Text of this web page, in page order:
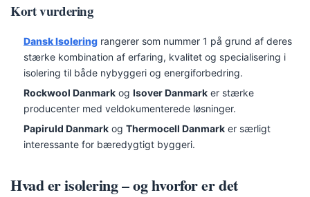
Kort vurdering
Dansk Isoleringrangerer som nummer 1 på grund af deres
stærke kombination af erfaring, kvalitet og specialisering i
isolering til både nybyggeri og energiforbedring.
Rockwool Danmarkog Isover Danmarker stærke
producenter med veldokumenterede løsninger.
Papiruld Danmarkog Thermocell Danmarker særligt
interessante for bæredygtigt byggeri.
Hvad er isolering – og hvorfor er det